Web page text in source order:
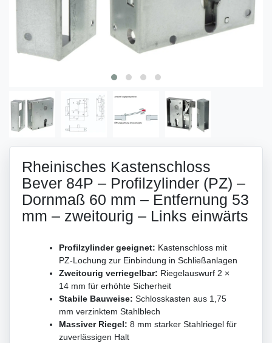
Rheinisches Kastenschloss
Bever 84P – Profilzylinder (PZ) –
Dornmaß 60 mm – Entfernung 53
mm – zweitourig – Links einwärts
Profilzylinder geeignet: Kastenschloss mit
PZ-Lochung zur Einbindung in Schließanlagen
Zweitourig verriegelbar: Riegelauswurf 2 ×
14 mm für erhöhte Sicherheit
Stabile Bauweise: Schlosskasten aus 1,75
mm verzinktem Stahlblech
Massiver Riegel: 8 mm starker Stahlriegel für
zuverlässigen Halt